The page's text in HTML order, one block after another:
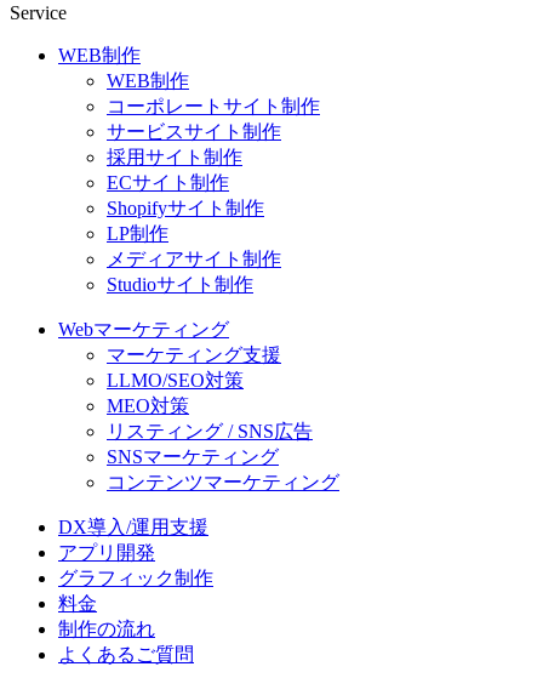
Service
WEB制作
WEB制作
コーポレートサイト制作
サービスサイト制作
採用サイト制作
ECサイト制作
Shopifyサイト制作
LP制作
メディアサイト制作
Studioサイト制作
Webマーケティング
マーケティング支援
LLMO/SEO対策
MEO対策
リスティング / SNS広告
SNSマーケティング
コンテンツマーケティング
DX導入/運用支援
アプリ開発
グラフィック制作
料金
制作の流れ
よくあるご質問